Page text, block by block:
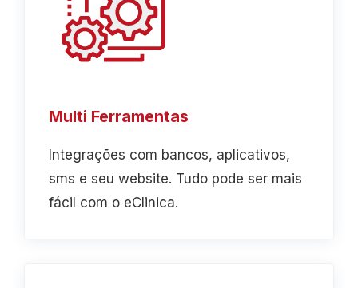
Multi Ferramentas
Integrações com bancos, aplicativos,
sms e seu website. Tudo pode ser mais
fácil com o eClinica.